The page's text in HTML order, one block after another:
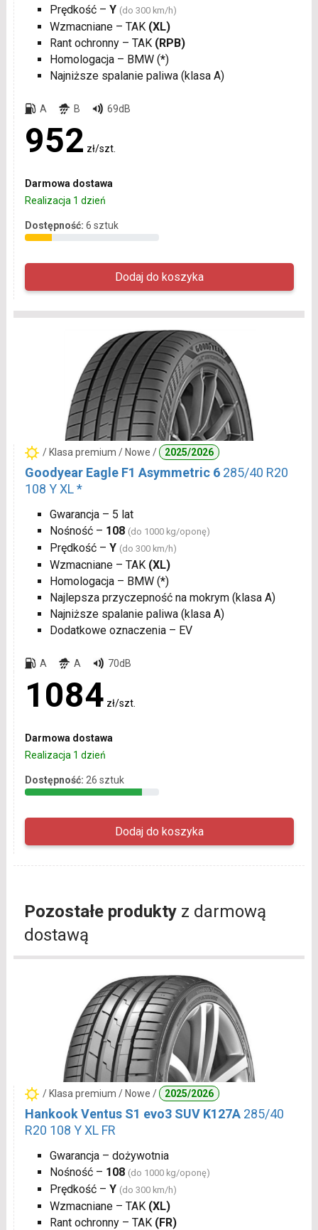
Prędkość – Y (do 300 km/h)
Wzmacniane – TAK (XL)
Rant ochronny – TAK (RPB)
Homologacja – BMW (*)
Najniższe spalanie paliwa (klasa A)
A B 69dB
952 zł/szt.
Darmowa dostawa
Realizacja 1 dzień
Dostępność: 6 sztuk
/ Klasa premium / Nowe / 2025/2026
Goodyear Eagle F1 Asymmetric 6 285/40 R20
108 Y XL *
Gwarancja – 5 lat
Nośność – 108 (do 1000 kg/oponę)
Prędkość – Y (do 300 km/h)
Wzmacniane – TAK (XL)
Homologacja – BMW (*)
Najlepsza przyczepność na mokrym (klasa A)
Najniższe spalanie paliwa (klasa A)
Dodatkowe oznaczenia – EV
A A 70dB
1084 zł/szt.
Darmowa dostawa
Realizacja 1 dzień
Dostępność: 26 sztuk
Pozostałe produktyz darmową
dostawą
/ Klasa premium / Nowe / 2025/2026
Hankook Ventus S1 evo3 SUV K127A 285/40
R20 108 Y XL FR
Gwarancja – dożywotnia
Nośność – 108 (do 1000 kg/oponę)
Prędkość – Y (do 300 km/h)
Wzmacniane – TAK (XL)
Rant ochronny – TAK (FR)